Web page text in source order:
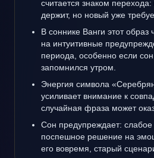
считается знаком
держит, но новый уже
В соннике Ванги этот образ
на интуитивные
периода, особенно если
запомнился утром.
Энергия символа
усиливает внимание к
случайная фраза может
Сон предупреждает:
поспешное решение на
его вовремя, старый